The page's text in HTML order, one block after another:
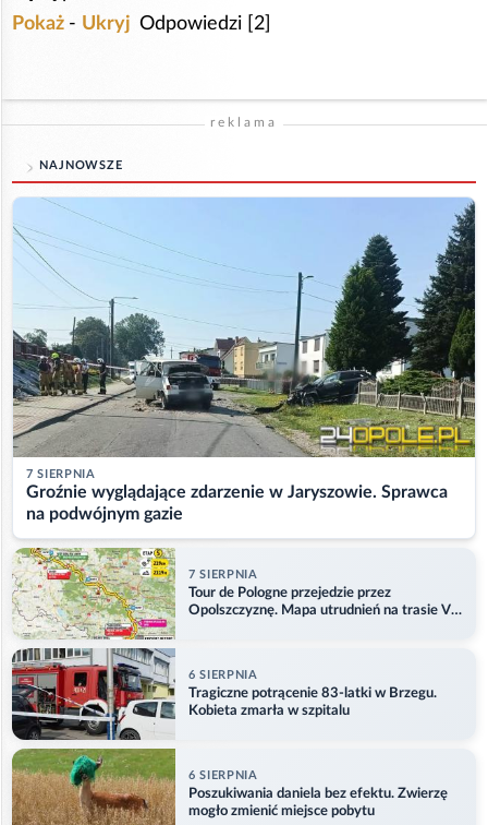
Pokaż - Ukryj Odpowiedzi [2]
reklama
NAJNOWSZE
7 SIERPNIA
Groźnie wyglądające zdarzenie w Jaryszowie. Sprawca
na podwójnym gazie
7 SIERPNIA
Tour de Pologne przejedzie przez
Opolszczyznę. Mapa utrudnień na trasie V
6 SIERPNIA
Tragiczne potrącenie 83-latki w Brzegu.
Kobieta zmarła w szpitalu
6 SIERPNIA
Poszukiwania daniela bez efektu. Zwierzę
mogło zmienić miejsce pobytu